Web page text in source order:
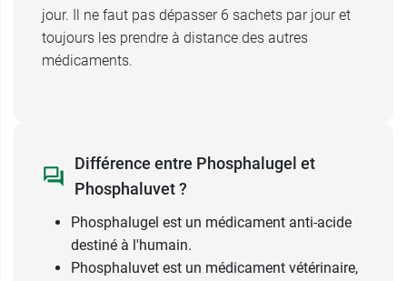
jour. Il ne faut pas dépasser 6 sachets par jour et
toujours les prendre à distance des autres
médicaments.
Différence entre Phosphalugel et
Phosphaluvet ?
Phosphalugel est un médicament anti-acide
destiné à l'humain.
Phosphaluvet est un médicament vétérinaire,